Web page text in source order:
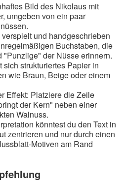
Bild des Nikolaus mit
umgeben von ein paar
und handgeschrieben
Buchstaben, die
der Nüsse erinnern.
strukturiertes Papier in
wie Braun, Beige oder einem
Effekt: Platziere die Zeile
der Kern" neben einer
Walnuss.
könntest du den Text in
zentrieren und nur durch einen
Motiven am Rand